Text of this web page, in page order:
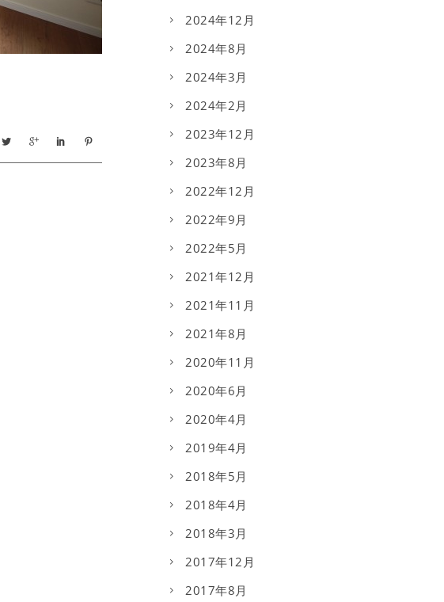
2024年12月
2024年8月
2024年3月
2024年2月
2023年12月
2023年8月
2022年12月
2022年9月
2022年5月
2021年12月
2021年11月
2021年8月
2020年11月
2020年6月
2020年4月
2019年4月
2018年5月
2018年4月
2018年3月
2017年12月
2017年8月